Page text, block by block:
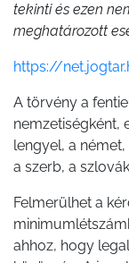
tekinti és ezen
meghatározott
https://
A törvény a
nemzetiségként,
lengyel, a
a szerb, a
Felmerülhet a
ahhoz, hogy